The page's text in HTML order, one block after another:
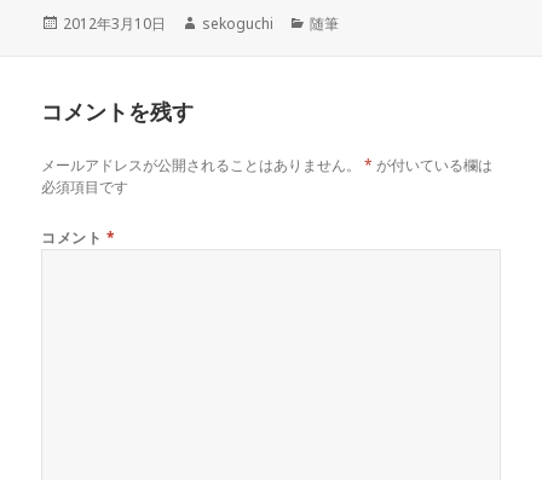
投
2012年3月10日
作
sekoguchi
カ
随筆
コメントを残す
メールアドレスが公開されることはありません。 * が付いている欄は
必須項目です
コメント *